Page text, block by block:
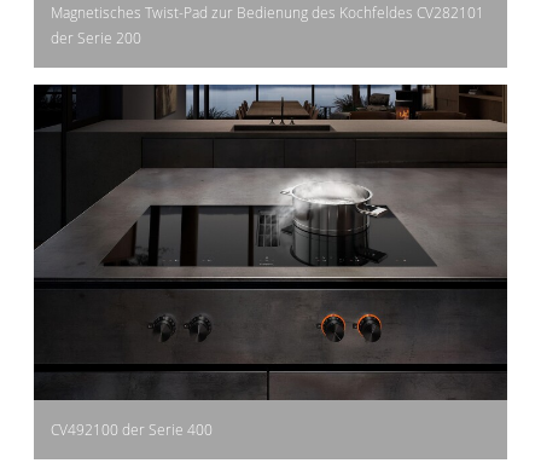
Magnetisches Twist-Pad zur Bedienung des Kochfeldes CV282101
der Serie 200
CV492100 der Serie 400